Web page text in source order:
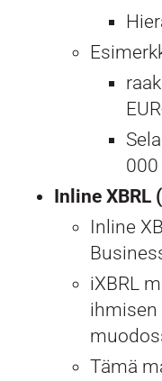
000
Inline XBRL
Inline
iXBRL
ihmisen
Tämä